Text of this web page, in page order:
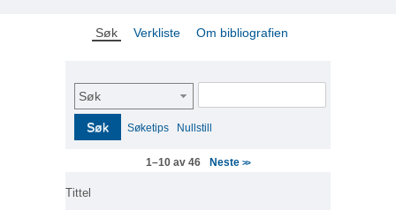
Søk Verkliste Om bibliografien
Søk
Søk Søketips Nullstill
1–10 av 46 Neste>>
Tittel